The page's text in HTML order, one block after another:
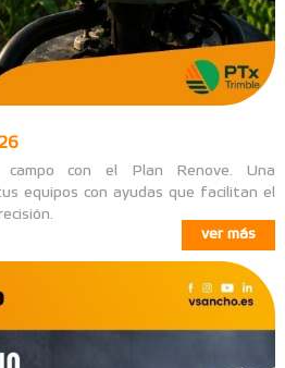
campo con el Plan Renove. Una
equipos con ayudas que facilitan el
ver más